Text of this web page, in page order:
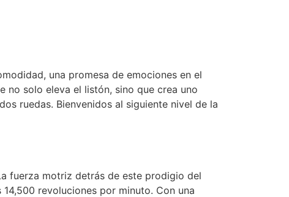
una promesa de emociones en el
solo eleva el listón, sino que crea uno
ruedas. Bienvenidos al siguiente nivel de la
fuerza motriz detrás de este prodigio del
revoluciones por minuto. Con una